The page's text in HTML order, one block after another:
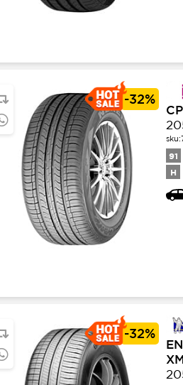
-32%
sku:
91
H
-32%